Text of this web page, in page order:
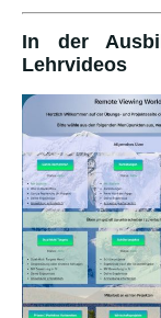
In der
Lehrvideos